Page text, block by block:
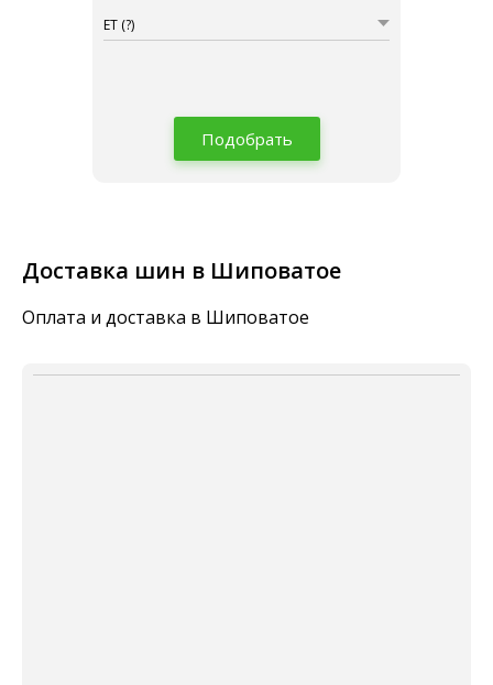
ET (?)
Подобрать
Доставка шин в Шиповатое
Оплата и доставка в Шиповатое